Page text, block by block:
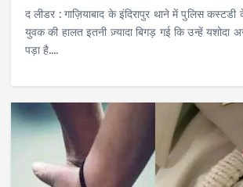
द लीडर : गाज़ियाबाद के इंदिरापुर थाने में पुलिस कस्टडी
युवक की हालत इतनी ज़्यादा बिगड़ गई कि उन्हें यशोदा
पड़ा है.…